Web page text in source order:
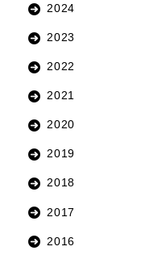
2024
2023
2022
2021
2020
2019
2018
2017
2016